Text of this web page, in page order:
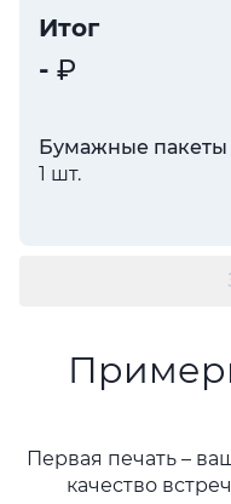
Итог
-
Бумажные пакеты
1 шт.
Первая печать –
качество